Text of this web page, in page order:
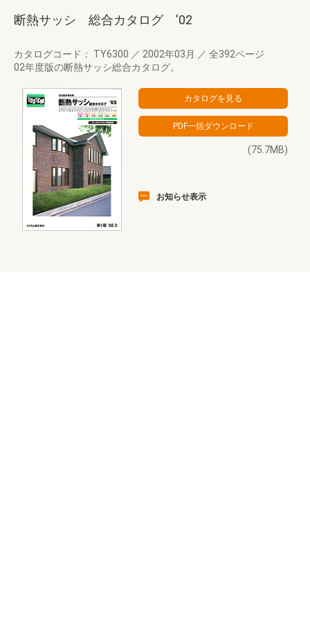
断熱サッシ 総合カタログ '02
カタログコード： TY6300 ／ 2002年03月 ／ 全392ページ
02年度版の断熱サッシ総合カタログ。
(75.7MB)
お知らせ表示